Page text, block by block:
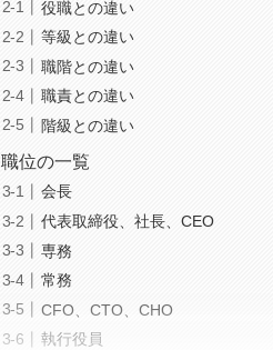
役職との違い
等級との違い
職階との違い
職責との違い
階級との違い
職位の一覧
会長
代表取締役、社長、CEO
専務
常務
CFO、CTO、CHO
執行役員